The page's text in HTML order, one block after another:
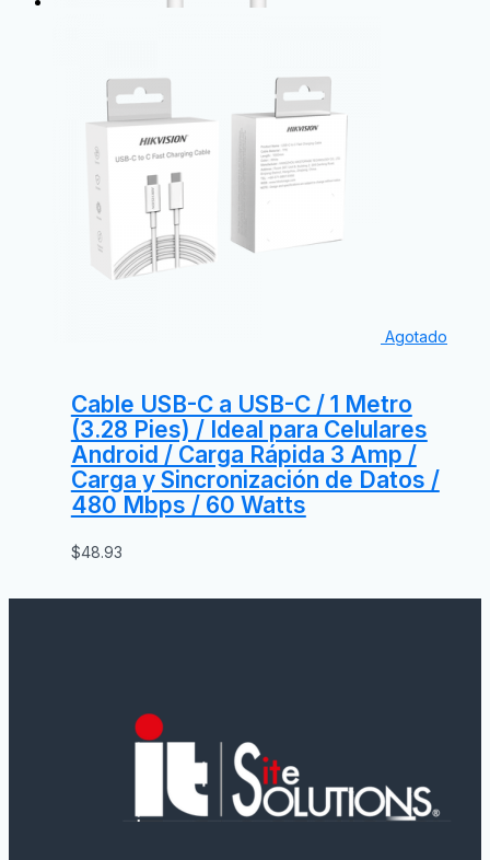
Agotado
Cable USB-C a USB-C / 1 Metro
(3.28 Pies) / Ideal para Celulares
Android / Carga Rápida 3 Amp /
Carga y Sincronización de Datos /
480 Mbps / 60 Watts
$48.93